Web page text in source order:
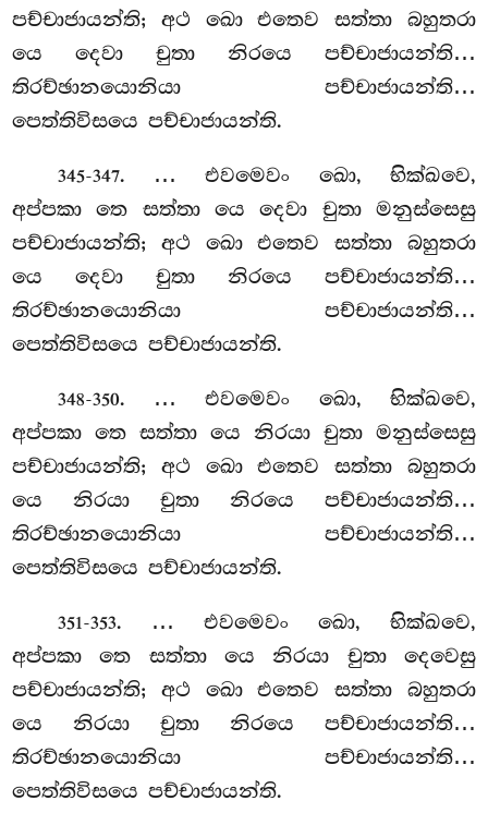
පච්චාජායන්ති; අථ ඛො එතෙව සත්තා බහුතරා
යෙ දෙවා චුතා නිරයෙ පච්චාජායන්ති…
තිරච්ඡානයොනියා පච්චාජායන්ති…
පෙත්තිවිසයෙ පච්චාජායන්ති.
345-347. … එවමෙවං ඛො, භික්ඛවෙ,
අප්පකා තෙ සත්තා යෙ දෙවා චුතා මනුස්සෙසු
පච්චාජායන්ති; අථ ඛො එතෙව සත්තා බහුතරා
යෙ දෙවා චුතා නිරයෙ පච්චාජායන්ති…
තිරච්ඡානයොනියා පච්චාජායන්ති…
පෙත්තිවිසයෙ පච්චාජායන්ති.
348-350. … එවමෙවං ඛො, භික්ඛවෙ,
අප්පකා තෙ සත්තා යෙ නිරයා චුතා මනුස්සෙසු
පච්චාජායන්ති; අථ ඛො එතෙව සත්තා බහුතරා
යෙ නිරයා චුතා නිරයෙ පච්චාජායන්ති…
තිරච්ඡානයොනියා පච්චාජායන්ති…
පෙත්තිවිසයෙ පච්චාජායන්ති.
351-353. … එවමෙවං ඛො, භික්ඛවෙ,
අප්පකා තෙ සත්තා යෙ නිරයා චුතා දෙවෙසු
පච්චාජායන්ති; අථ ඛො එතෙව සත්තා බහුතරා
යෙ නිරයා චුතා නිරයෙ පච්චාජායන්ති…
තිරච්ඡානයොනියා පච්චාජායන්ති…
පෙත්තිවිසයෙ පච්චාජායන්ති.